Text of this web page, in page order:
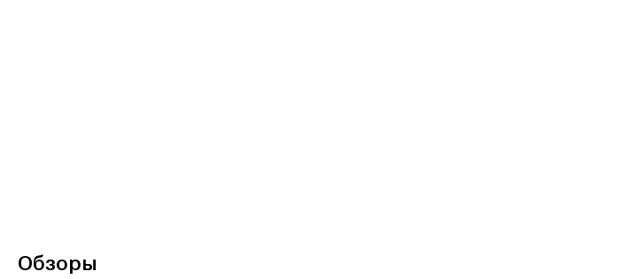
Обзоры